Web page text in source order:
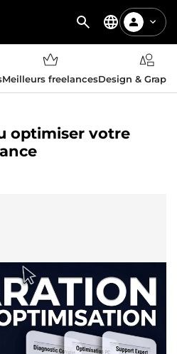
Meilleurs freelancesDesign &
optimiser votre